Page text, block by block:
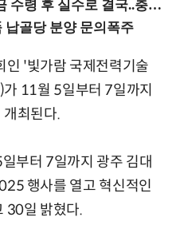
인 '빛가람 국제전력기술
11월 5일부터 7일까지
최된다.
부터 7일까지 광주 김대
행사를 열고 혁신적인
30일 밝혔다.